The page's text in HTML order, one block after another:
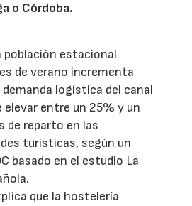
o Córdoba.
población estacional
de verano incrementa
logística del canal
elevar entre un 25% y un
de reparto en las
turísticas, según un
basado en el estudio La
que la hostelería